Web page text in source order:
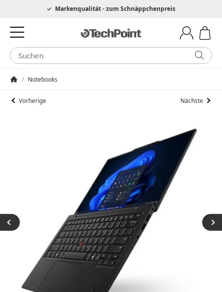
Hotline 0049 6205 3079975Markenqualität - zum Schnäppchenpreis
/ Notebooks
Vorherige Nächste